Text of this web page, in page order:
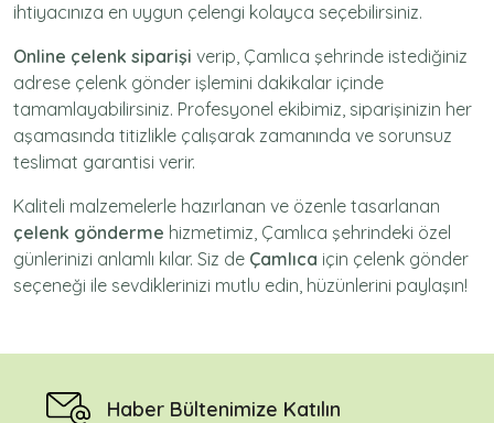
ihtiyacınıza en uygun çelengi kolayca seçebilirsiniz.
Online çelenk siparişi verip, Çamlıca şehrinde istediğiniz
adrese çelenk gönder işlemini dakikalar içinde
tamamlayabilirsiniz. Profesyonel ekibimiz, siparişinizin her
aşamasında titizlikle çalışarak zamanında ve sorunsuz
teslimat garantisi verir.
Kaliteli malzemelerle hazırlanan ve özenle tasarlanan
çelenk gönderme hizmetimiz, Çamlıca şehrindeki özel
günlerinizi anlamlı kılar. Siz de Çamlıca için çelenk gönder
seçeneği ile sevdiklerinizi mutlu edin, hüzünlerini paylaşın!
Haber Bültenimize Katılın